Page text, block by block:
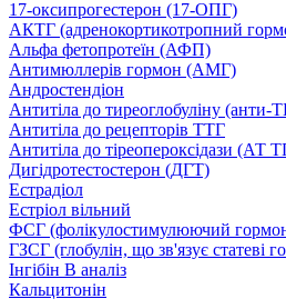
17-оксипрогестерон (17-ОПГ)
АКТГ (адренокортикотропний
Альфа фетопротеїн (АФП)
Антимюллерів гормон (АМГ)
Андростендіон
Антитіла до тиреоглобуліну (анти-
Антитіла до рецепторів ТТГ
Антитіла до тіреопероксідази (АТ
Дигідротестостерон (ДГТ)
Естрадіол
Естріол вільний
ФСГ (фолікулостимулюючий
ГЗСГ (глобулін, що зв'язує статеві
Інгібін B аналіз
Кальцитонін